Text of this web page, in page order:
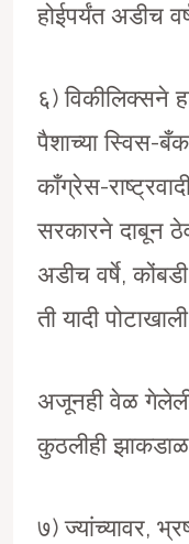
होईपर्यंत अडीच
६) विकीलिक्सने
पैशाच्या स्विस-
काँग्रेस-
सरकारने दाबून
अडीच वर्षे,
ती यादी
अजूनही वेळ गेलेली
कुठलीही झाकडाळ
७) ज्यांच्यावर,